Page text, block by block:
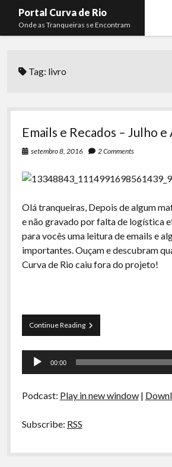
Portal Curva de Rio
Onde as Tranqueiras se Encontram
Curva de Rio
Boca do Lixo
Rachão na Beira do RIo
Arquivo CDR
Papo Tranqueira
A Ripa É a Lei
Preliminares
Membros
Mateus Mantoan
Rafael Almeida
Tag: livro
Emails e Recados – Julho
setembro 8, 2016 2 Comments
Olá tranqueiras, Depois de algum
e não gravado por falta de logística
para vocês uma leitura de emails e
importantes. Ouçam e descubram
Curva de Rio caiu fora do projeto!
Continue ReadingEmails
e
Julho
Tocador
00:00
Podcast: Play in new window|
Subscribe: RSS